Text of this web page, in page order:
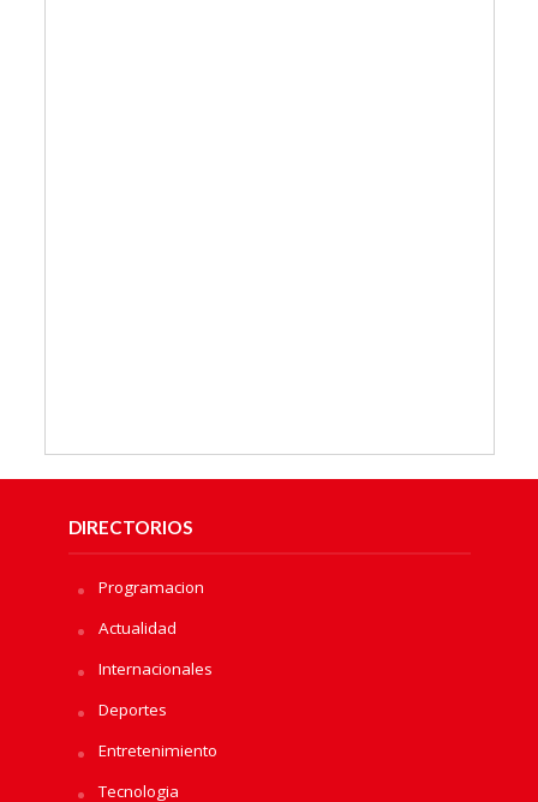
DIRECTORIOS
Programacion
Actualidad
Internacionales
Deportes
Entretenimiento
Tecnologia